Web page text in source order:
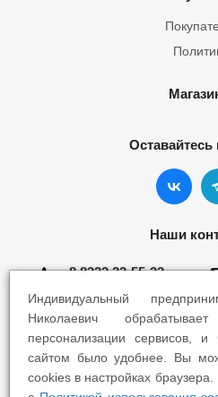
Оставайтесь
Наши
8 8332 22-55-22
Киров, ул.
Киров, ул.
Индивидуальный
Николаевич
персонализации сервисов, и
сайтом было удобнее. Вы
cookies в настройках